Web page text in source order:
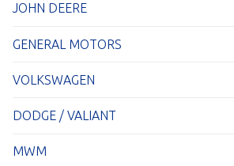
JOHN DEERE
GENERAL MOTORS
VOLKSWAGEN
DODGE / VALIANT
MWM